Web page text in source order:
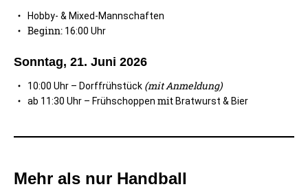
Hobby- & Mixed-Mannschaften
Beginn: 16:00 Uhr
Sonntag, 21. Juni 2026
10:00 Uhr – Dorffrühstück (mit Anmeldung)
ab 11:30 Uhr – Frühschoppen mit Bratwurst & Bier
Mehr als nur Handball